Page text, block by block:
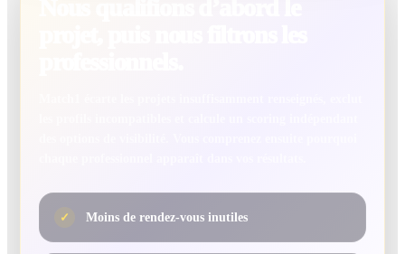
✓ Moins de rendez-vous inutiles